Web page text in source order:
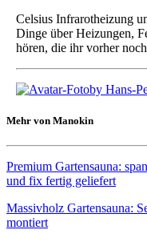
Celsius Infrarotheizung
Dinge über Heizungen,
hören, die ihr vorher
by Hans-
Mehr von Manokin
Premium Gartensauna:
und fix fertig geliefert
Massivholz Gartensauna:
montiert